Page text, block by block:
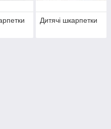
Дитячі шкарпетки